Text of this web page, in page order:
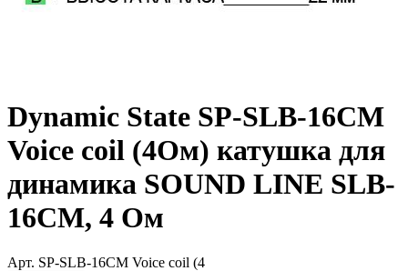
Dynamic State SP-SLB-16CM
Voice coil (4Ом) катушка для
динамика SOUND LINE SLB-
16CM, 4 Ом
Арт. SP-SLB-16CM Voice coil (4